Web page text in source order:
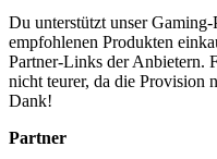
Du unterstützt unser
empfohlenen Produkten
Partner-Links der Anbietern.
nicht teurer, da die Provision
Dank!
Partner